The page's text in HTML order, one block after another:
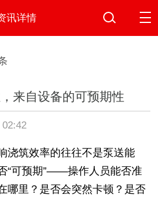
讯详情
来自设备的可预期性
02:42
浇筑效率的往往不是泵送能
“可预期”——操作人员能否准
哪里？是否会突然卡顿？是否